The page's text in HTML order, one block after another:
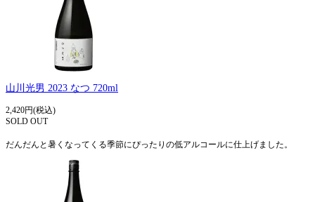
山川光男 2023 なつ 720ml
2,420円(税込)
SOLD OUT
だんだんと暑くなってくる季節にぴったりの低アルコールに仕上げました。